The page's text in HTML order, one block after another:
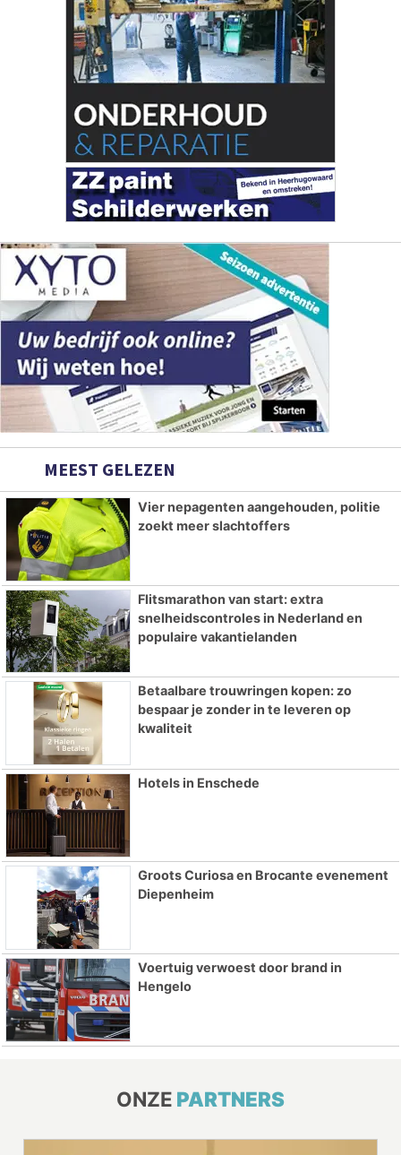
MEEST GELEZEN
Vier nepagenten aangehouden, politie
zoekt meer slachtoffers
Flitsmarathon van start: extra
snelheidscontroles in Nederland en
populaire vakantielanden
Betaalbare trouwringen kopen: zo
bespaar je zonder in te leveren op
kwaliteit
Hotels in Enschede
Groots Curiosa en Brocante evenement
Diepenheim
Voertuig verwoest door brand in
Hengelo
ONZE PARTNERS